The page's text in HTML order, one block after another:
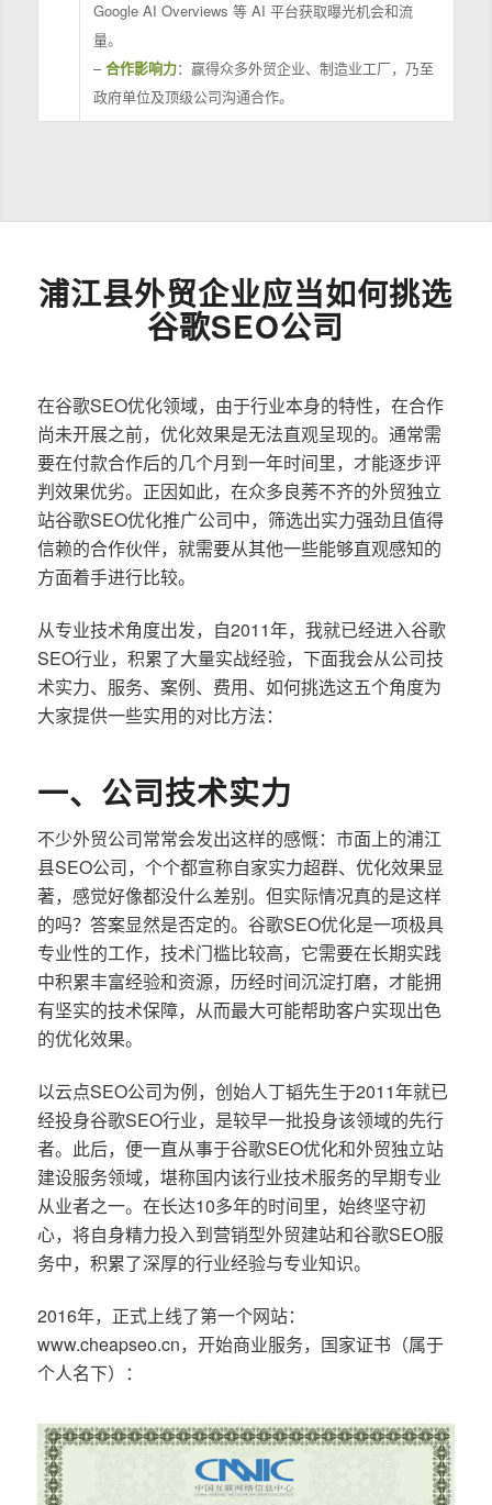
Google AI Overviews 等 AI 平台获取曝光机会和流
量。
–合作影响力：赢得众多外贸企业、制造业工厂，乃至
政府单位及顶级公司沟通合作。
浦江县外贸企业应当如何挑选
谷歌SEO公司
在谷歌SEO优化领域，由于行业本身的特性，在合作
尚未开展之前，优化效果是无法直观呈现的。通常需
要在付款合作后的几个月到一年时间里，才能逐步评
判效果优劣。正因如此，在众多良莠不齐的外贸独立
站谷歌SEO优化推广公司中，筛选出实力强劲且值得
信赖的合作伙伴，就需要从其他一些能够直观感知的
方面着手进行比较。
从专业技术角度出发，自2011年，我就已经进入谷歌
SEO行业，积累了大量实战经验，下面我会从公司技
术实力、服务、案例、费用、如何挑选这五个角度为
大家提供一些实用的对比方法：
一、公司技术实力
不少外贸公司常常会发出这样的感慨：市面上的浦江
县SEO公司，个个都宣称自家实力超群、优化效果显
著，感觉好像都没什么差别。但实际情况真的是这样
的吗？答案显然是否定的。谷歌SEO优化是一项极具
专业性的工作，技术门槛比较高，它需要在长期实践
中积累丰富经验和资源，历经时间沉淀打磨，才能拥
有坚实的技术保障，从而最大可能帮助客户实现出色
的优化效果。
以云点SEO公司为例，创始人丁韬先生于2011年就已
经投身谷歌SEO行业，是较早一批投身该领域的先行
者。此后，便一直从事于谷歌SEO优化和外贸独立站
建设服务领域，堪称国内该行业技术服务的早期专业
从业者之一。在长达10多年的时间里，始终坚守初
心，将自身精力投入到营销型外贸建站和谷歌SEO服
务中，积累了深厚的行业经验与专业知识。
2016年，正式上线了第一个网站：
www.cheapseo.cn，开始商业服务，国家证书（属于
个人名下）：